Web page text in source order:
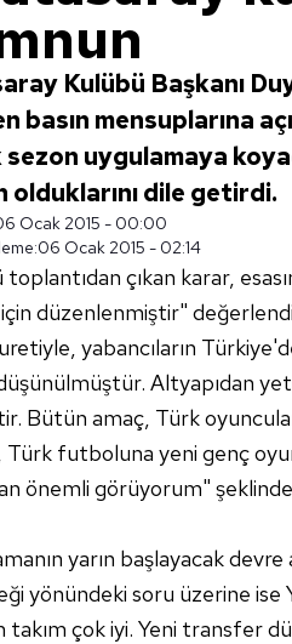
Kulübü Başkanı
basın mensuplarına
uygulamaya
olduklarını dile getirdi.
Ocak 2015 - 00:00
06 Ocak 2015 - 02:14
çıkan karar,
düzenlenmiştir"
yabancıların
düşünülmüştür. Altyapıdan
Bütün amaç, Türk
Türk futboluna yeni genç
önemli görüyorum"
yarın başlayacak
yönündeki soru üzerine
takım çok iyi. Yeni transfer